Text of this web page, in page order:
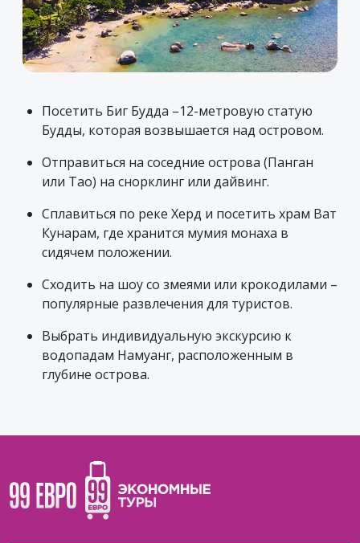
Посетить Биг Будда –12-метровую статую
Будды, которая возвышается над островом.
Отправиться на соседние острова (Панган
или Тао) на снорклинг или дайвинг.
Сплавиться по реке Херд и посетить храм Ват
Кунарам, где хранится мумия монаха в
сидячем положении.
Сходить на шоу со змеями или крокодилами –
популярные развлечения для туристов.
Выбрать индивидуальную экскурсию к
водопадам Намуанг, расположенным в
глубине острова.